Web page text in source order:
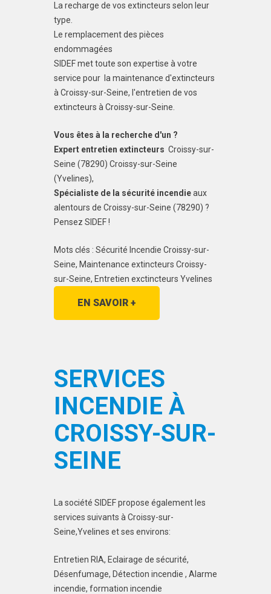
La recharge de vos extincteurs selon leur
type.
Le remplacement des pièces
endommagées
SIDEF met toute son expertise à votre
service pour la maintenance d'extincteurs
à Croissy-sur-Seine, l'entretien de vos
extincteurs à Croissy-sur-Seine.
Vous êtes à la recherche d'un ?
Expert entretien extincteurs Croissy-sur-
Seine (78290) Croissy-sur-Seine
(Yvelines),
Spécialiste de la sécurité incendieaux
alentours de Croissy-sur-Seine (78290) ?
Pensez SIDEF !
Mots clés : Sécurité Incendie Croissy-sur-
Seine, Maintenance extincteurs Croissy-
sur-Seine, Entretien exctincteurs Yvelines
EN SAVOIR +
SERVICES
INCENDIE À
CROISSY-SUR-
SEINE
La société SIDEF propose également les
services suivants à Croissy-sur-
Seine,Yvelines et ses environs:
Entretien RIA, Eclairage de sécurité,
Désenfumage, Détection incendie , Alarme
incendie, formation incendie